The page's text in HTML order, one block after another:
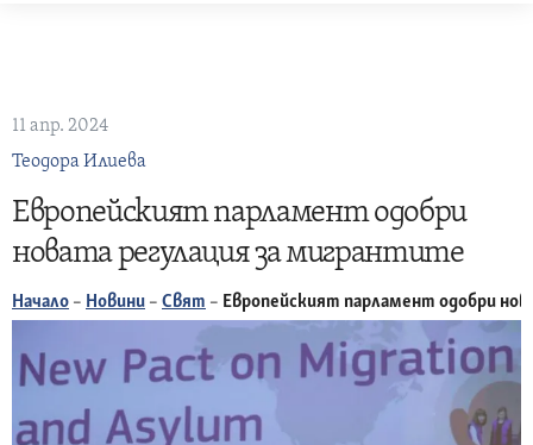
11 апр. 2024
Теодора Илиева
Европейският парламент одобри
новата регулация за мигрантите
Начало – Новини – Свят – Европейският парламент одобри